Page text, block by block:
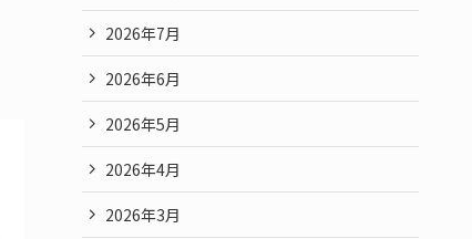
2026年7月
2026年6月
2026年5月
2026年4月
2026年3月